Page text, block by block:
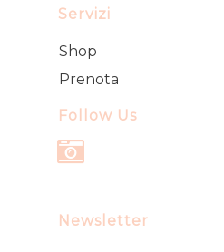
Servizi
Shop
Prenota
Follow Us
Newsletter